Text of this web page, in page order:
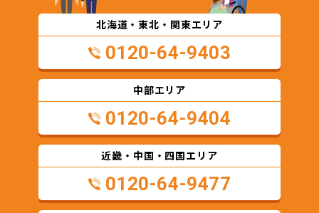
北海道・東北・関東エリア
0120-64-9403
中部エリア
0120-64-9404
近畿・中国・四国エリア
0120-64-9477